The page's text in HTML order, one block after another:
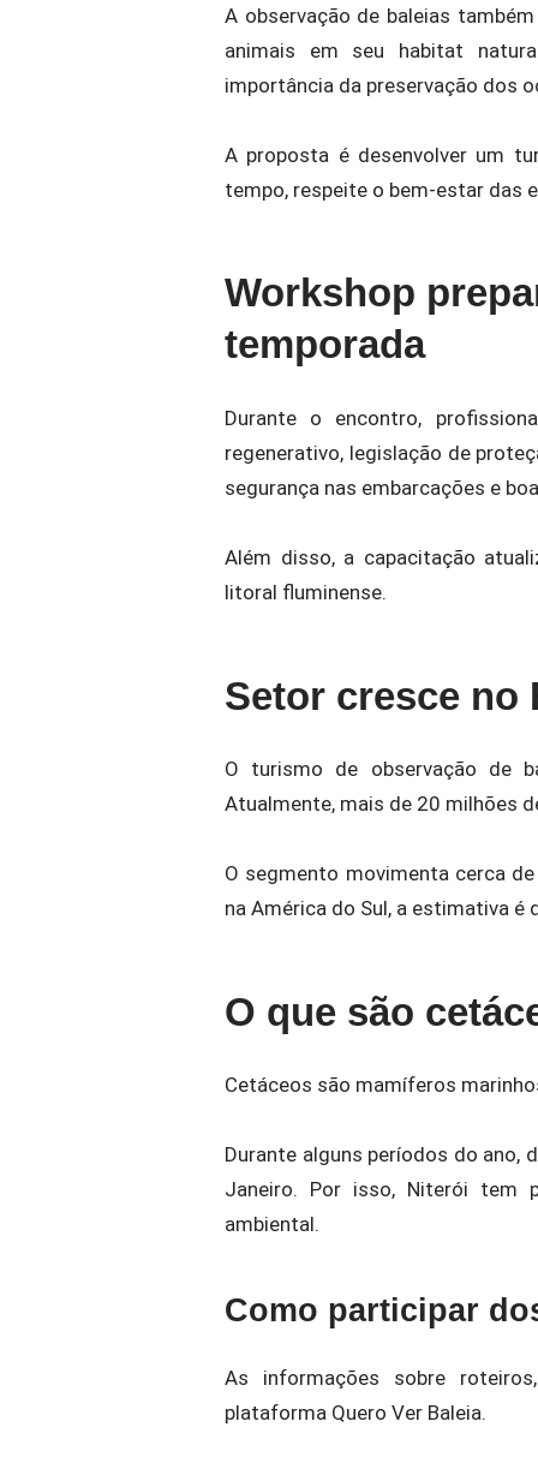
A observação de baleias
animais em seu habitat
importância da preservação dos
A proposta é desenvolver um
tempo, respeite o bem-estar das
Workshop
temporada
Durante o encontro,
regenerativo, legislação de
segurança nas embarcações e
Além disso, a capacitação
litoral fluminense.
Setor cresce no
O turismo de observação de
Atualmente, mais de 20 milhões
O segmento movimenta cerca
na América do Sul, a estimativa
O que são
Cetáceos são mamíferos
Durante alguns períodos do ano,
Janeiro. Por isso, Niterói tem
ambiental.
Como participar
As informações sobre
plataforma Quero Ver Baleia.